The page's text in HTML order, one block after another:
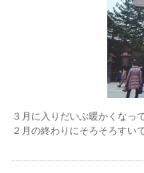
３月に入りだいぶ暖かくなっ
２月の終わりにそろそろすい